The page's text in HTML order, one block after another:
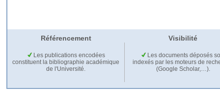
Référencement Visibilité
Les publications encodées
constituent la bibliographie académique
de l'Université.
Les documents déposés
indexés par les moteurs de
(Google Scholar,…).